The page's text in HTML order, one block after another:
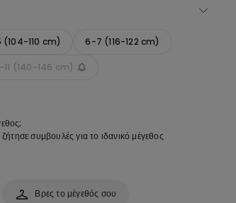
110 cm) 6-7 (116-122 cm)
11 (140-146 cm)
συμβουλές για το ιδανικό μέγεθος
Βρες το μέγεθός σου